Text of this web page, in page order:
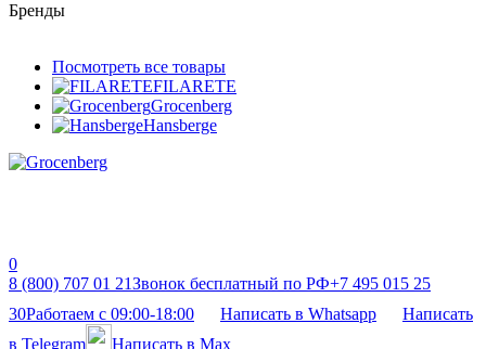
Бренды
Посмотреть все товары
FILARETE
Grocenberg
Hansberge
0
8 (800) 707 01 21Звонок бесплатный по РФ+7 495 015 25
30Работаем с 09:00-18:00 Написать в Whatsapp
Написать
в Telegram
Написать в Max